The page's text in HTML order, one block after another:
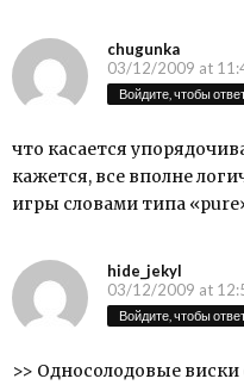
chugunka
03/12/2009 at
Войдите, чтобы
что касается
кажется, все вполне
игры словами типа
hide_jekyl
03/12/2009 at
Войдите, чтобы
>> Односолодовые